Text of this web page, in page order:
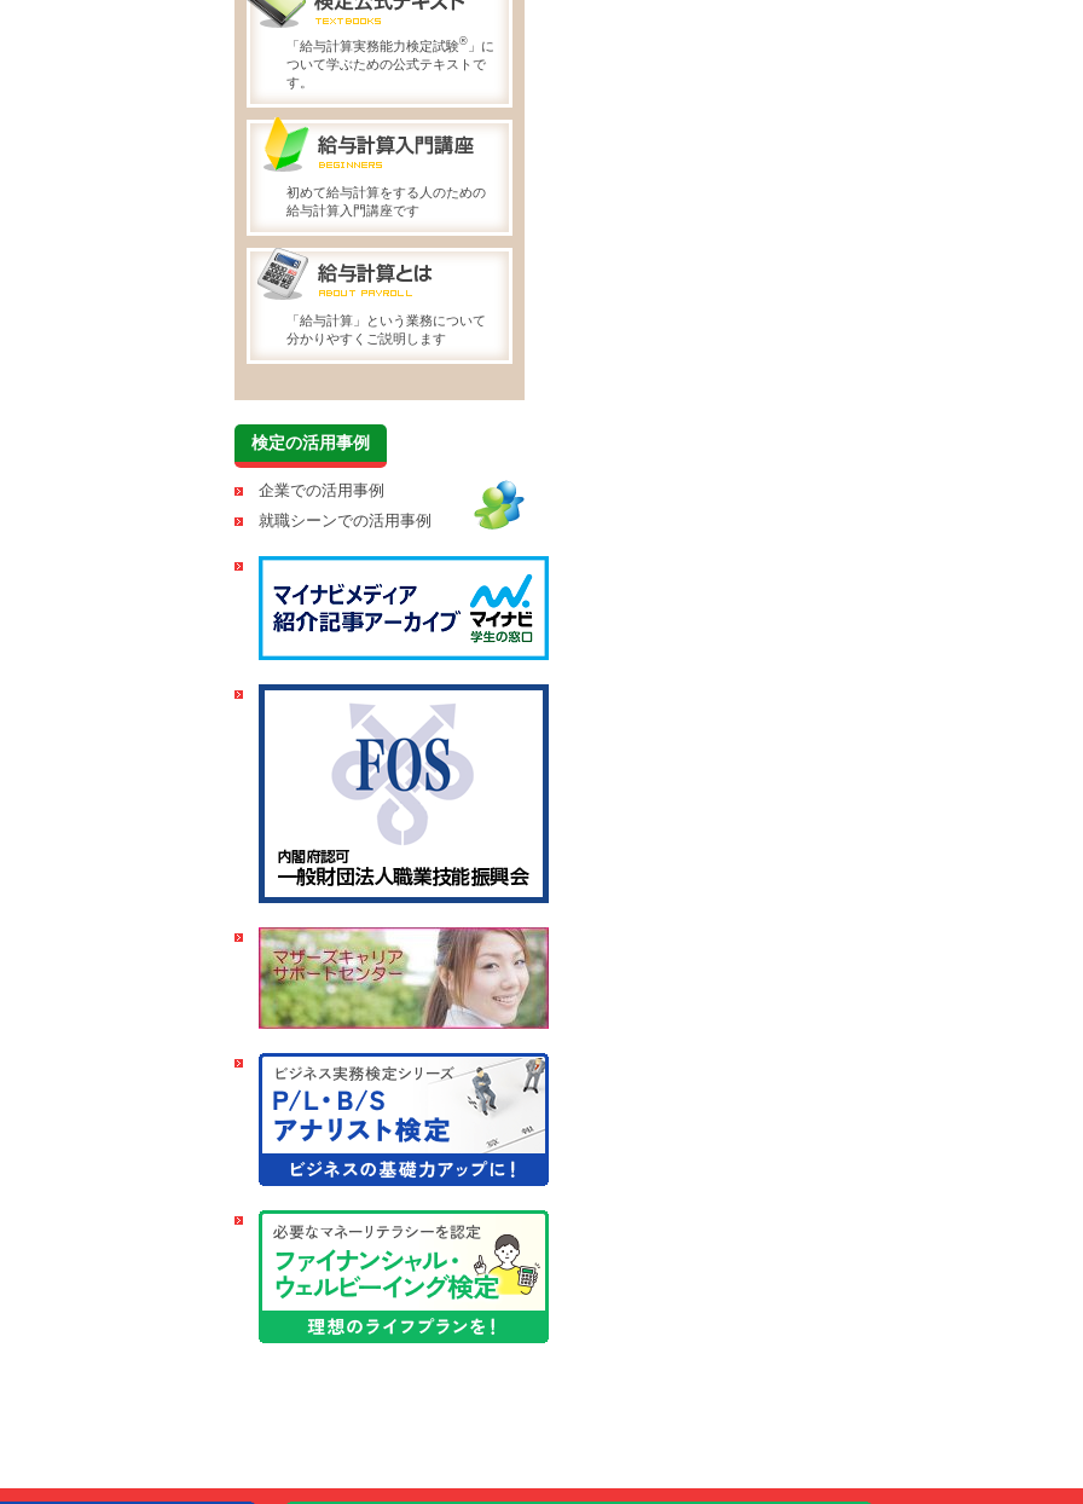
「給与計算実務能力検定試験® 」に
ついて学ぶための公式テキストで
す。
初めて給与計算をする人のための
給与計算入門講座です
「給与計算」という業務について
分かりやすくご説明します
検定の活用事例
企業での活用事例
就職シーンでの活用事例